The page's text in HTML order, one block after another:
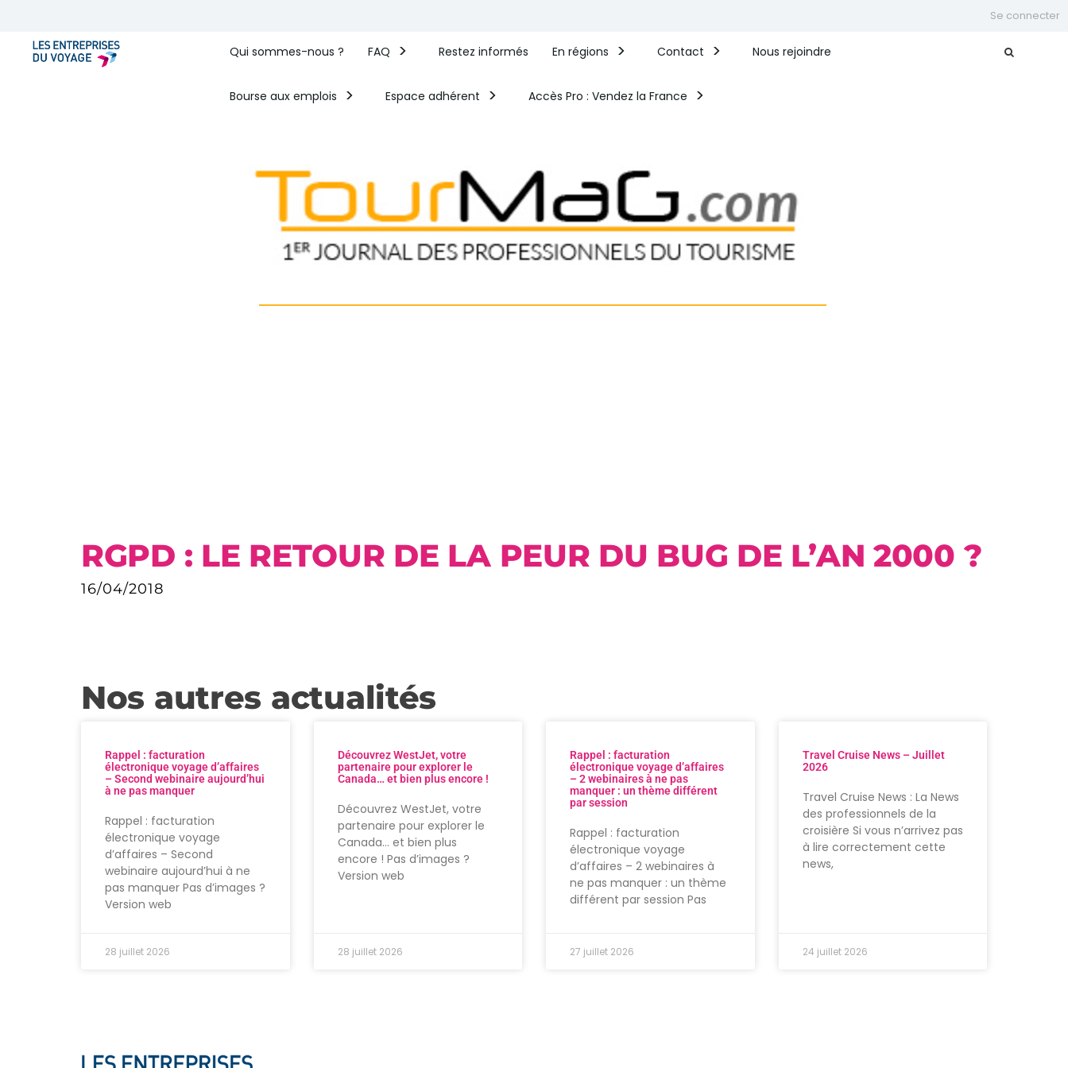
Se connecter
Qui sommes-nous ? FAQ Restez informés En régions Contact Nous rejoindre
Bourse aux emplois Espace adhérent Accès Pro : Vendez la France​
RGPD : LE RETOUR DE LA PEUR DU BUG DE L’AN 2000 ?
16/04/2018
Nos autres actualités
Rappel : facturation
électronique voyage d’affaires
– Second webinaire aujourd’hui
à ne pas manquer
Rappel : facturation
électronique voyage
d’affaires – Second
webinaire aujourd’hui à ne
pas manquer Pas d’images ?
Version web
28 juillet 2026
Découvrez WestJet, votre
partenaire pour explorer le
Canada… et bien plus encore !
Découvrez WestJet, votre
partenaire pour explorer le
Canada… et bien plus
encore ! Pas d’images ?
Version web
28 juillet 2026
Rappel : facturation
électronique voyage d’affaires
– 2 webinaires à ne pas
manquer : un thème différent
par session
Rappel : facturation
électronique voyage
d’affaires – 2 webinaires à
ne pas manquer : un thème
différent par session Pas
27 juillet 2026
Travel Cruise News – Juillet
2026
Travel Cruise News : La News
des professionnels de la
croisière Si vous n’arrivez pas
à lire correctement cette
news,
24 juillet 2026